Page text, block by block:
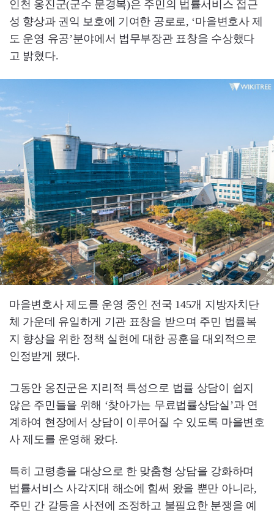
인천 옹진군(군수 문경복)은 주민의 법률서비스 접근
성 향상과 권익 보호에 기여한 공로로, ‘마을변호사 제
도 운영 유공’분야에서 법무부장관 표창을 수상했다
고 밝혔다.
마을변호사 제도를 운영 중인 전국 145개 지방자치단
체 가운데 유일하게 기관 표창을 받으며 주민 법률복
지 향상을 위한 정책 실현에 대한 공훈을 대외적으로
인정받게 됐다.
그동안 옹진군은 지리적 특성으로 법률 상담이 쉽지
않은 주민들을 위해 ‘찾아가는 무료법률상담실’과 연
계하여 현장에서 상담이 이루어질 수 있도록 마을변호
사 제도를 운영해 왔다.
특히 고령층을 대상으로 한 맞춤형 상담을 강화하며
법률서비스 사각지대 해소에 힘써 왔을 뿐만 아니라,
주민 간 갈등을 사전에 조정하고 불필요한 분쟁을 예